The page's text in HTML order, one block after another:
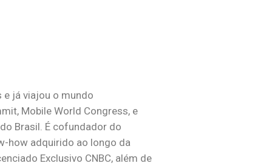
já viajou o mundo
Mobile World Congress, e
Brasil. É cofundador do
how adquirido ao longo da
Exclusivo CNBC, além de